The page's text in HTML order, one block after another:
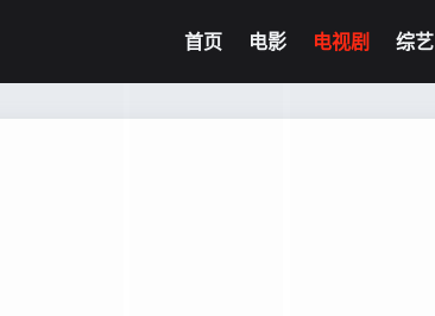
首页 电影 电视剧 综艺